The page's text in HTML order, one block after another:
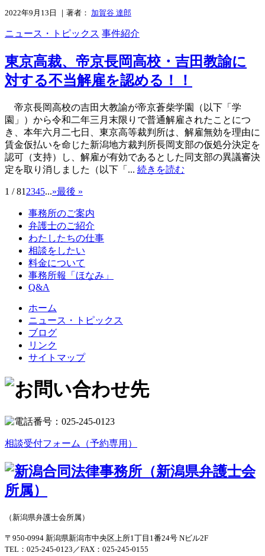
2022年9月13日 ｜著者： 加賀谷 達郎
ニュース・トピックス 事件紹介
東京高裁、帝京長岡高校・吉田教諭に
対する不当解雇を認める！！
帝京長岡高校の吉田大教諭が帝京蒼柴学園（以下「学
園」）から令和二年三月末限りで普通解雇されたことにつ
き、本年六月二七日、東京高等裁判所は、解雇無効を理由に
賃金仮払いを命じた新潟地方裁判所長岡支部の仮処分決定を
認可（支持）し、解雇が有効であるとした同支部の異議審決
定を取り消しました（以下「... 続きを読む
1 / 81 2345...»最後 »
事務所のご案内
弁護士のご紹介
わたしたちの仕事
相談をしたい
料金について
事務所報「ほなみ」
Q&A
ホーム
ニュース・トピックス
ブログ
リンク
サイトマップ
相談受付フォーム（予約専用）
（新潟県弁護士会所属）
〒950-0994 新潟県新潟市中央区上所1丁目1番24号 Nビル2F
TEL：025-245-0123／FAX：025-245-0155